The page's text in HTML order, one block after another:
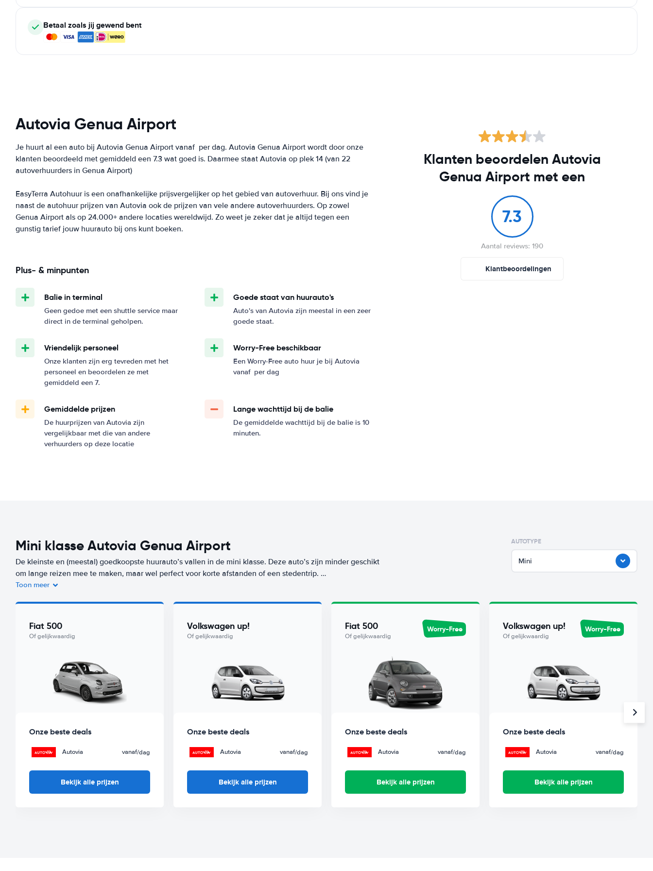
Betaal zoals jij gewend bent
Autovia Genua Airport
Je huurt al een auto bij Autovia Genua Airport vanaf per dag. Autovia Genua Airport wordt door onze
klanten beoordeeld met gemiddeld een 7.3 wat goed is. Daarmee staat Autovia op plek 14 (van 22
autoverhuurders in Genua Airport)
EasyTerra Autohuur is een onafhankelijke prijsvergelijker op het gebied van autoverhuur. Bij ons vind je
naast de autohuur prijzen van Autovia ook de prijzen van vele andere autoverhuurders. Op zowel
Genua Airport als op 24.000+ andere locaties wereldwijd. Zo weet je zeker dat je altijd tegen een
gunstig tarief jouw huurauto bij ons kunt boeken.
Plus- & minpunten
Balie in terminal
Geen gedoe met een shuttle service maar
direct in de terminal geholpen.
Goede staat van huurauto's
Auto's van Autovia zijn meestal in een zeer
goede staat.
Vriendelijk personeel
Onze klanten zijn erg tevreden met het
personeel en beoordelen ze met
gemiddeld een 7.
Worry-Free beschikbaar
Een Worry-Free auto huur je bij Autovia
vanaf per dag
Gemiddelde prijzen
De huurprijzen van Autovia zijn
vergelijkbaar met die van andere
verhuurders op deze locatie
Lange wachttijd bij de balie
De gemiddelde wachttijd bij de balie is 10
minuten.
Klanten beoordelen Autovia
Genua Airport met een
7.3
Aantal reviews: 190
Klantbeoordelingen
Mini klasse Autovia Genua Airport
De kleinste en (meestal) goedkoopste huurauto’s vallen in de mini klasse. Deze auto’s zijn minder geschikt
om lange reizen mee te maken, maar wel perfect voor korte afstanden of een stedentrip.
Airport) vanaf
per dag. Zorgeloos op reis? Kies dan voor ons Worry-Free label. De goedkoopste auto uit
deze klasse met Worry-Free label huur je vanaf
/dag bij Autovia.
Toon meer
AUTOTYPE
Mini
Fiat 500
Of gelijkwaardig
Onze beste deals
Autovia vanaf/dag
Bekijk alle prijzen
Volkswagen up!
Of gelijkwaardig
Onze beste deals
Autovia vanaf/dag
Bekijk alle prijzen
Fiat 500
Of gelijkwaardig
Worry-Free
Onze beste deals
Autovia vanaf/dag
Bekijk alle prijzen
Volkswagen up!
Of gelijkwaardig
Worry-Free
Onze beste deals
Autovia vanaf/dag
Bekijk alle prijzen